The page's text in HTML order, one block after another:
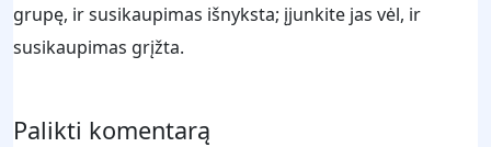
grupę, ir susikaupimas išnyksta; įjunkite jas vėl, ir
susikaupimas grįžta.
Palikti komentarą